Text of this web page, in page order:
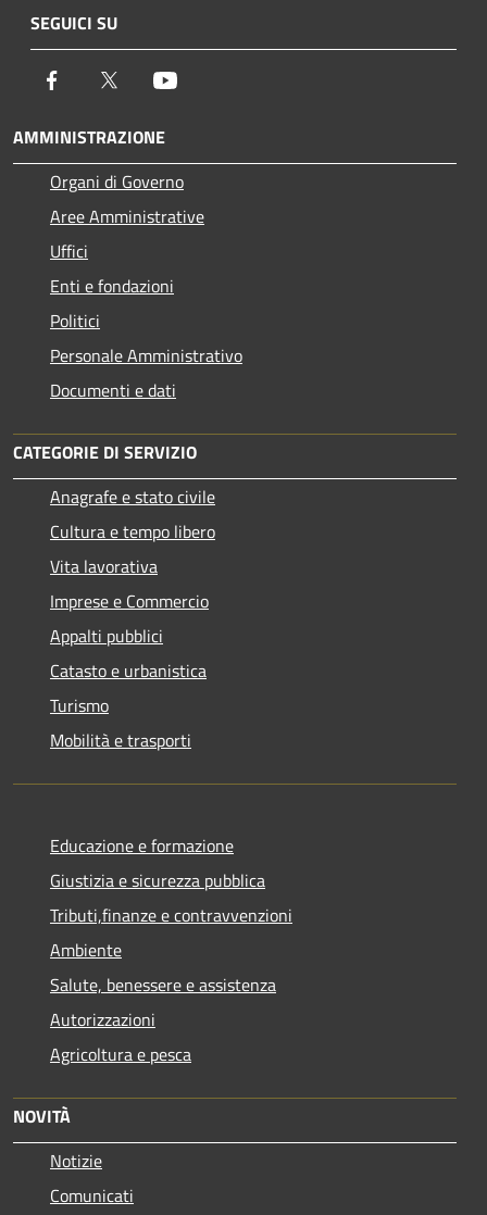
SEGUICI SU
Facebook Twitter
AMMINISTRAZIONE
Organi di Governo
Aree Amministrative
Uffici
Enti e fondazioni
Politici
Personale Amministrativo
Documenti e dati
CATEGORIE DI SERVIZIO
Anagrafe e stato civile
Cultura e tempo libero
Vita lavorativa
Imprese e Commercio
Appalti pubblici
Catasto e urbanistica
Turismo
Mobilità e trasporti
Educazione e formazione
Giustizia e sicurezza pubblica
Tributi,finanze e contravvenzioni
Ambiente
Salute, benessere e assistenza
Autorizzazioni
Agricoltura e pesca
NOVITÀ
Notizie
Comunicati